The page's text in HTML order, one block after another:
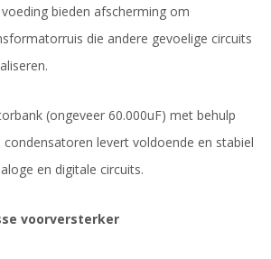
bieden afscherming om
die andere gevoelige circuits
(ongeveer 60.000uF) met behulp
condensatoren levert voldoende en stabiel
en digitale circuits.
voorversterker